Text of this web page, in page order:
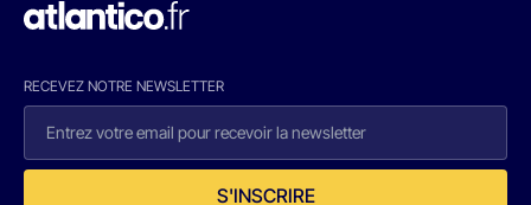
RECEVEZ NOTRE NEWSLETTER
S'INSCRIRE